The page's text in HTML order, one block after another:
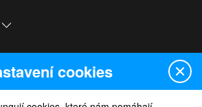
cookies